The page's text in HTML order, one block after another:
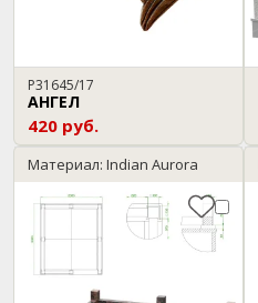
P31645/17
АНГЕЛ
420 руб.
Материал: Indian Aurora